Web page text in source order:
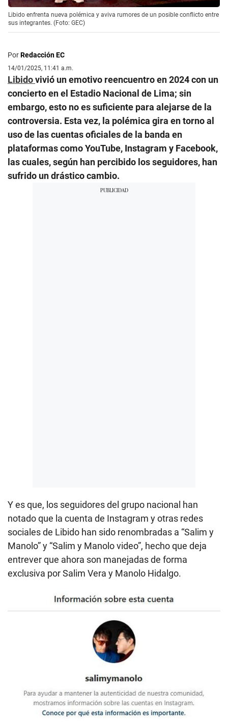
Libido enfrenta nueva polémica y aviva rumores de un posible conflicto entre
sus integrantes. (Foto: GEC)
PorRedacción EC
14/01/2025, 11:41 a.m.
Libidovivió un emotivo reencuentro en 2024 con un
concierto en el Estadio Nacional de Lima; sin
embargo, esto no es suficiente para alejarse de la
controversia. Esta vez, la polémica gira en torno al
uso de las cuentas oficiales de la banda en
plataformas como YouTube, Instagram y Facebook,
las cuales, según han percibido los seguidores, han
sufrido un drástico cambio.
Y es que, los seguidores del grupo nacional han
notado que la cuenta de Instagram y otras redes
sociales de Libido han sido renombradas a “Salim y
Manolo” y “Salim y Manolo video”, hecho que deja
entrever que ahora son manejadas de forma
exclusiva por Salim Vera y Manolo Hidalgo.